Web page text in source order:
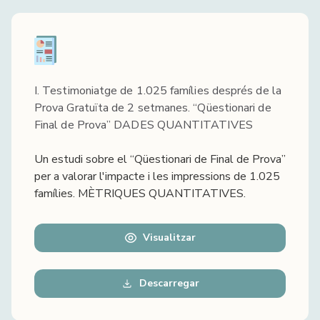
I. Testimoniatge de 1.025 famílies després de la
Prova Gratuïta de 2 setmanes. “Qüestionari de
Final de Prova” DADES QUANTITATIVES
Un estudi sobre el “Qüestionari de Final de Prova”
per a valorar l'impacte i les impressions de 1.025
famílies. MÈTRIQUES QUANTITATIVES.
Visualitzar
Descarregar